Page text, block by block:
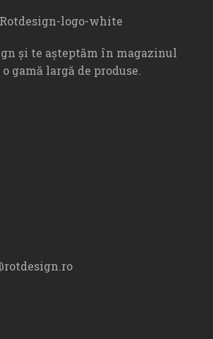
și te așteptăm în magazinul
gamă largă de produse.